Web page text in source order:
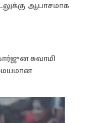
ஆபாசமாக
சுவாமி